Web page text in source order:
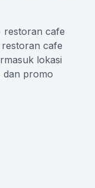
restoran cafe
cafe
lokasi
dan promo